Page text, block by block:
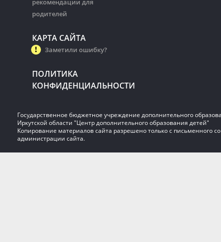
родителей
КАРТА САЙТА
Заметили ошибку?
ПОЛИТИКА
КОНФИДЕНЦИАЛЬНОСТИ
Государственное бюджетное учреждение дополнительного
Иркутской области "Центр дополнительного образования детей"
Копирование материалов сайта разрешено только с письменного
администрации сайта.